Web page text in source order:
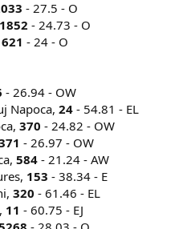
- 27.5 - O
1852 - 24.73 - O
621 - 24 - O
- 26.94 - OW
Napoca, 24 - 54.81 - EL
370 - 24.82 - OW
- 26.97 - OW
584 - 21.24 - AW
153 - 38.34 - E
320 - 61.46 - EL
11 - 60.75 - EJ